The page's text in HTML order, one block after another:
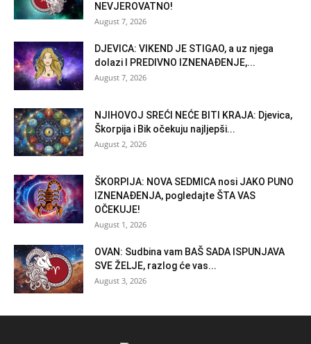
NEVJEROVATNO!
August 7, 2026
DJEVICA: VIKEND JE STIGAO, a uz njega
dolazi I PREDIVNO IZNENAĐENJE,...
August 7, 2026
NJIHOVOJ SREĆI NEĆE BITI KRAJA: Djevica,
Škorpija i Bik očekuju najljepši...
August 2, 2026
ŠKORPIJA: NOVA SEDMICA nosi JAKO PUNO
IZNENAĐENJA, pogledajte ŠTA VAS
OČEKUJE!
August 1, 2026
OVAN: Sudbina vam BAŠ SADA ISPUNJAVA
SVE ŽELJE, razlog će vas...
August 3, 2026